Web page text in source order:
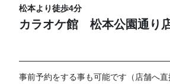
松本より徒歩4分
カラオケ館 松本公園通り
事前予約をする事も可能です（店舗へ